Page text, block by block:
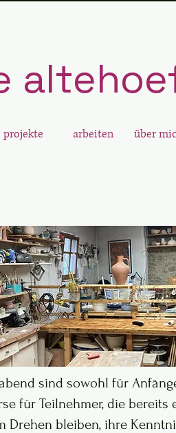
projekte arbeiten über
sind sowohl für
für Teilnehmer, die bereits
Drehen bleiben, ihre